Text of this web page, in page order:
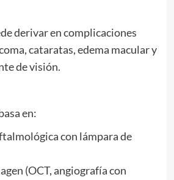
derivar en complicaciones
cataratas, edema macular y
de visión.
en:
con lámpara de
(OCT, angiografía con